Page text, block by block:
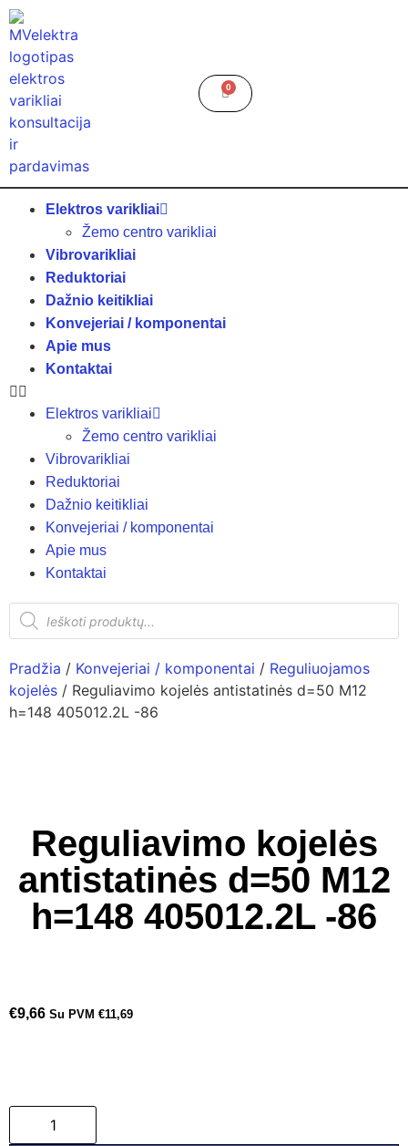
0
Elektros varikliai
Žemo centro varikliai
Vibrovarikliai
Reduktoriai
Dažnio keitikliai
Konvejeriai / komponentai
Apie mus
Kontaktai
Elektros varikliai
Žemo centro varikliai
Vibrovarikliai
Reduktoriai
Dažnio keitikliai
Konvejeriai / komponentai
Apie mus
Kontaktai
Pradžia / Konvejeriai / komponentai / Reguliuojamos
kojelės / Reguliavimo kojelės antistatinės d=50 M12
h=148 405012.2L -86
Reguliavimo kojelės
antistatinės d=50 M12
h=148 405012.2L -86
€9,66 Su PVM €11,69